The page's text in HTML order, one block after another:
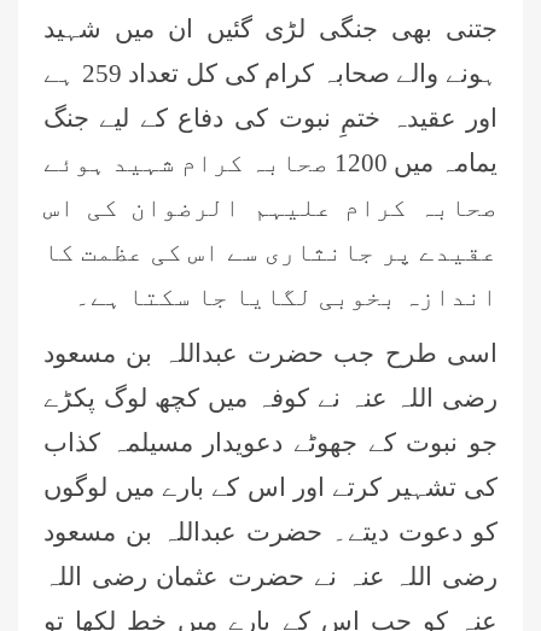
جتنی بھی جنگی لڑی گئیں ان میں شہید
ہونے والے صحابہ کرام کی کل تعداد 259 ہے
اور عقیدہ ختمِ نبوت کی دفاع کے لیے جنگ
یمامہ میں 1200 صحابہ کرام شہید ہوئے
صحابہ کرام علیہم الرضوان کی اس
عقیدے پر جانثاری سے اس کی عظمت کا
اندازہ بخوبی لگایا جا سکتا ہے۔
اسی طرح جب حضرت عبداللہ بن مسعود
رضی اللہ عنہ نے کوفہ میں کچھ لوگ پکڑے
جو نبوت کے جھوٹے دعویدار مسیلمہ کذاب
کی تشہیر کرتے اور اس کے بارے میں لوگوں
کو دعوت دیتے۔ حضرت عبداللہ بن مسعود
رضی اللہ عنہ نے حضرت عثمان رضی اللہ
عنہ کو جب اس کے بارے میں خط لکھا تو